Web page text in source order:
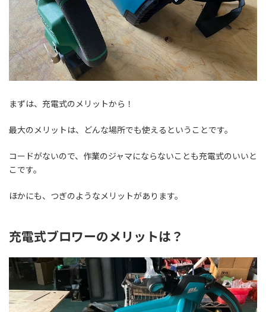
まずは、充電式のメリットから！
最大のメリットは、 どんな場所でも使えるということです。
コードがないので、作業のジャマにならないことも充電式のいいと
こです。
ほかにも、つぎのようなメリットがあります。
充電式ブロワーのメリットは？